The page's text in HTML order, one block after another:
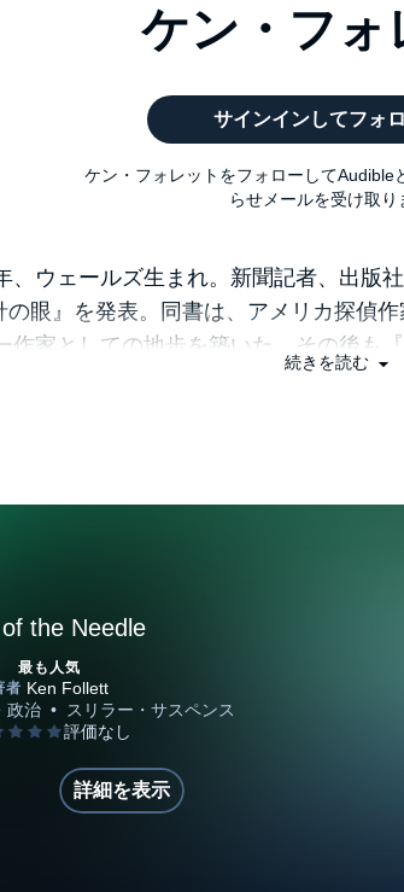
ケン・フォ
サインインしてフォ
ケン・フォレットをフォローしてAudible
らせメールを受け取り
、ウェールズ生まれ。新聞記者、出版
の眼』を発表。同書は、アメリカ探偵
作家としての地歩を築いた。その後も
表する作品はすべてベストセラーとな
万部の売り上げを記録、世界27カ国で
)』(ISBN-10:479734623X)が刊行され
続きを読む
the Needle
最も人気
詳細を表示